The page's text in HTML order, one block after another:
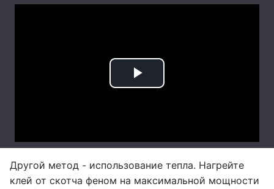
Другой метод - использование тепла. Нагрейте
клей от скотча феном на максимальной мощности